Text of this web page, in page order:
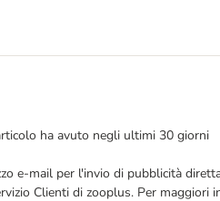
ha avuto negli ultimi 30 giorni
e-mail per l'invio di pubblicità
Clienti di zooplus. Per maggiori